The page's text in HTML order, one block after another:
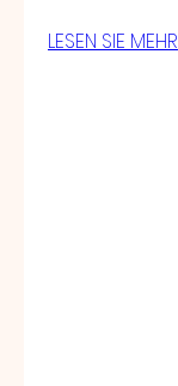
LESEN SIE MEHR